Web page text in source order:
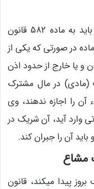
برای بررسی تصرف در ملک مشاع باید به ماده 582 قانون
در صورتی که یکی از
و یا خارج از حدود اذن
(مادی) در مال مشترک
آن را اجازه ندهند، وی
وارد آید، آن شریک در
آن را جبران کند.
مشاع
پیدا میکند، قانون